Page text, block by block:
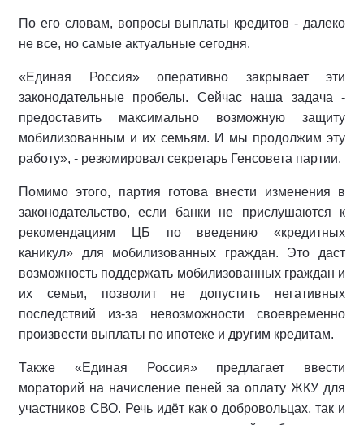
По его словам, вопросы выплаты кредитов - далеко
не все, но самые актуальные сегодня.
«Единая Россия» оперативно закрывает эти
законодательные пробелы. Сейчас наша задача -
предоставить максимально возможную защиту
мобилизованным и их семьям. И мы продолжим эту
работу», - резюмировал секретарь Генсовета партии.
Помимо этого, партия готова внести изменения в
законодательство, если банки не прислушаются к
рекомендациям ЦБ по введению «кредитных
каникул» для мобилизованных граждан. Это даст
возможность поддержать мобилизованных граждан и
их семьи, позволит не допустить негативных
последствий из-за невозможности своевременно
произвести выплаты по ипотеке и другим кредитам.
Также «Единая Россия» предлагает ввести
мораторий на начисление пеней за оплату ЖКУ для
участников СВО. Речь идёт как о добровольцах, так и